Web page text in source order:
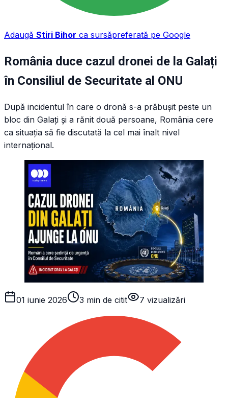
Adaugă Stiri Bihor ca sursăpreferată pe Google
România duce cazul dronei de la Galați
în Consiliul de Securitate al ONU
După incidentul în care o dronă s-a prăbușit peste un
bloc din Galați și a rănit două persoane, România cere
ca situația să fie discutată la cel mai înalt nivel
internațional.
01 iunie 2026 3 min de citit 7 vizualizări